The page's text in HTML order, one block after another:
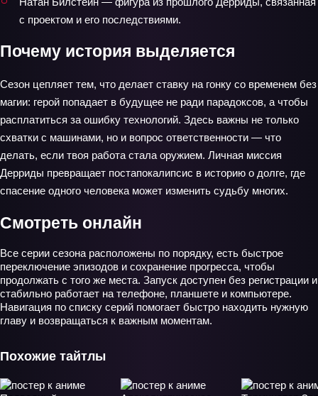
с проектом и его последствиями.
Почему история выделяется
Сезон цепляет тем, что делает ставку на гонку со временем без
магии: герой попадает в будущее не ради парадоксов, а чтобы
расплатиться за ошибку технологий. Здесь важны не только
схватки с машинами, но и вопрос ответственности — что
делать, если твоя работа стала оружием. Личная миссия
Дерриды превращает постапокалипсис в историю о долге, где
спасение одного человека может изменить судьбу многих.
Смотреть онлайн
Все серии сезона расположены по порядку, есть быстрое
переключение эпизодов и сохранение прогресса, чтобы
продолжать с того же места. Запуск доступен без регистрации и
стабильно работает на телефоне, планшете и компьютере.
Навигация по списку серий помогает быстро находить нужную
главу и возвращаться к важным моментам.
Похожие тайтлы